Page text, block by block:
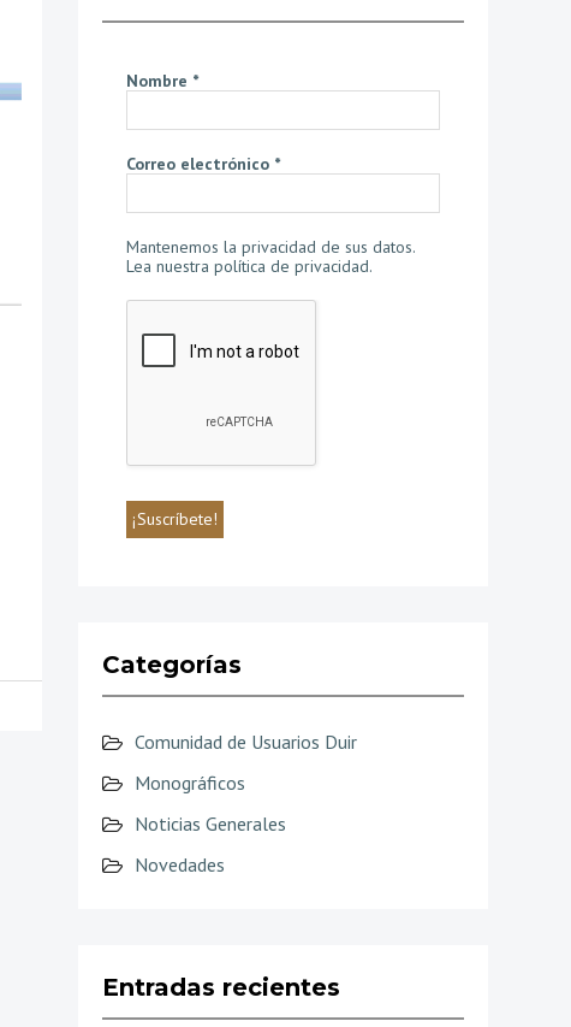
Nombre *
Correo electrónico *
Mantenemos la privacidad de sus datos.
Lea nuestra política de privacidad.
Categorías
Comunidad de Usuarios Duir
Monográficos
Noticias Generales
Novedades
Entradas recientes